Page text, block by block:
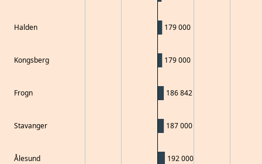
Halden
Kongsberg
Frogn
Stavanger
Ålesund
179 000
179 000
186 842
187 000
192 000